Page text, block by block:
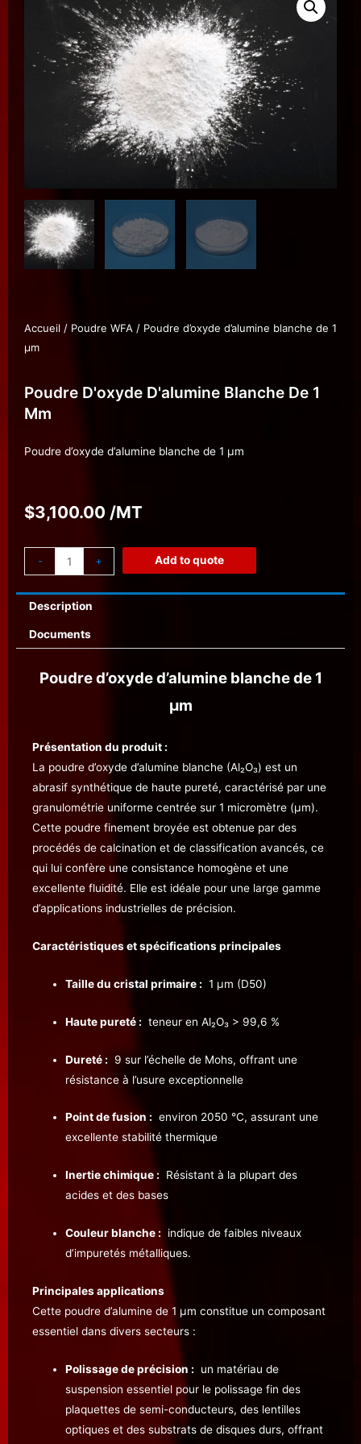
Accueil / Poudre WFA / Poudre d’oxyde d’alumine blanche de 1
µm
Poudre D'oxyde D'alumine Blanche De 1
Μm
Poudre d’oxyde d’alumine blanche de 1 µm
$3,100.00 /MT
- + Add to quote
Description
Documents
Poudre d’oxyde d’alumine blanche de 1
µm
Présentation du produit :
La poudre d’oxyde d’alumine blanche (Al₂O₃) est un
abrasif synthétique de haute pureté, caractérisé par une
granulométrie uniforme centrée sur 1 micromètre (µm).
Cette poudre finement broyée est obtenue par des
procédés de calcination et de classification avancés, ce
qui lui confère une consistance homogène et une
excellente fluidité. Elle est idéale pour une large gamme
d’applications industrielles de précision.
Caractéristiques et spécifications principales
Taille du cristal primaire : 1 µm (D50)
Haute pureté : teneur en Al₂O₃ > 99,6 %
Dureté : 9 sur l’échelle de Mohs, offrant une
résistance à l’usure exceptionnelle
Point de fusion : environ 2050 °C, assurant une
excellente stabilité thermique
Inertie chimique : Résistant à la plupart des
acides et des bases
Couleur blanche : indique de faibles niveaux
d’impuretés métalliques.
Principales applications
Cette poudre d’alumine de 1 µm constitue un composant
essentiel dans divers secteurs :
Polissage de précision : un matériau de
suspension essentiel pour le polissage fin des
plaquettes de semi-conducteurs, des lentilles
optiques et des substrats de disques durs, offrant